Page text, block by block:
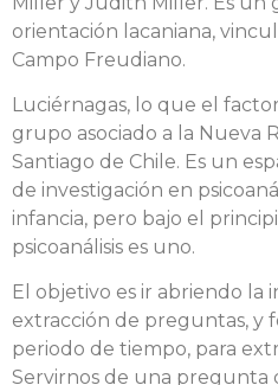
orientación lacaniana,
Campo Freudiano.
Luciérnagas, lo que el
grupo asociado a la Nueva
Santiago de Chile. Es un
de investigación en
infancia, pero bajo el
psicoanálisis es uno.
El objetivo es ir abriendo la
extracción de preguntas, y
periodo de tiempo, para
Servirnos de una pregunta